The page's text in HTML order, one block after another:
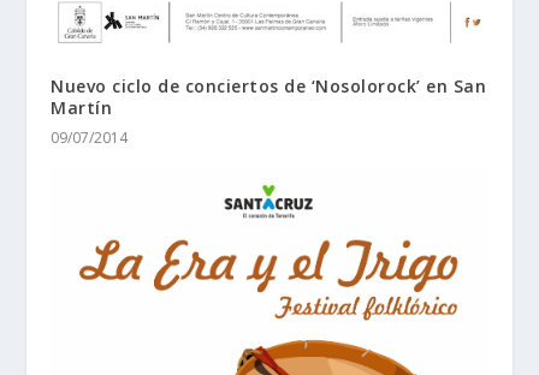
Nuevo ciclo de conciertos de ‘Nosolorock’ en San
Martín
09/07/2014